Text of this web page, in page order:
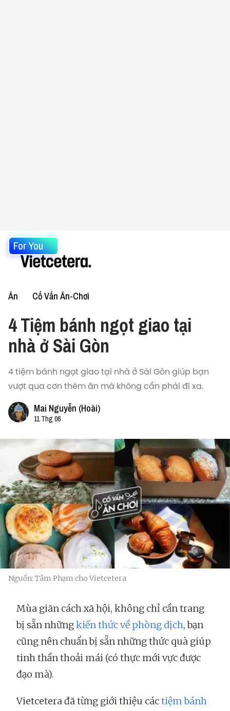
For You
Ăn Cố Vấn Ăn-Chơi
4 Tiệm bánh ngọt giao tại
nhà ở Sài Gòn
4 tiệm bánh ngọt giao tại nhà ở Sài Gòn giúp bạn
vượt qua cơn thèm ăn mà không cần phải đi xa.
Mai Nguyễn (Hoài)
11 Thg 06
Nguồn: Tâm Phạm cho Vietcetera
Mùa giãn cách xã hội, không chỉ cần trang
bị sẵn nhữngkiến thức về phòng dịch, bạn
cũng nên chuẩn bị sẵn những thức quà giúp
tinh thần thoải mái (có thực mới vực được
đạo mà).
Vietcetera đã từng giới thiệu cáctiệm bánh